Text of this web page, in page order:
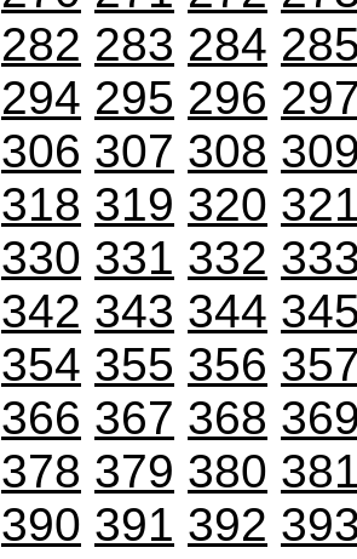
282 283 284
294 295 296
306 307 308
318 319 320
330 331 332
342 343 344
354 355 356
366 367 368
378 379 380
390 391 392